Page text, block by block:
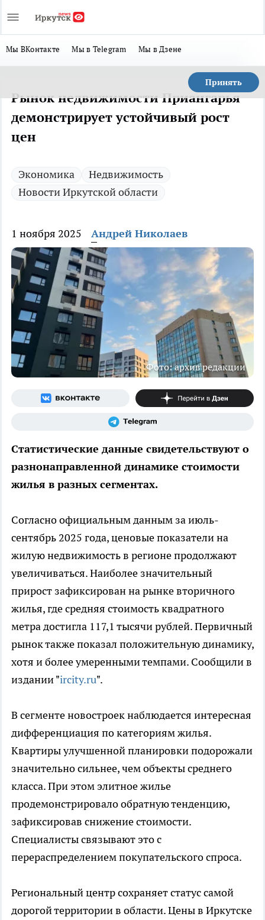
Мы ВКонтакте Мы в Telegram Мы в Дзене
Принять
Рынок недвижимости Приангарья
демонстрирует устойчивый рост
цен
Экономика
Недвижимость
Новости Иркутской области
1 ноября 2025 Андрей Николаев
Фото: архив редакции
Статистические данные свидетельствуют о
разнонаправленной динамике стоимости
жилья в разных сегментах.
Согласно официальным данным за июль-
сентябрь 2025 года, ценовые показатели на
жилую недвижимость в регионе продолжают
увеличиваться. Наиболее значительный
прирост зафиксирован на рынке вторичного
жилья, где средняя стоимость квадратного
метра достигла 117,1 тысячи рублей. Первичный
рынок также показал положительную динамику,
хотя и более умеренными темпами. Сообщили в
издании "ircity.ru".
В сегменте новостроек наблюдается интересная
дифференциация по категориям жилья.
Квартиры улучшенной планировки подорожали
значительно сильнее, чем объекты среднего
класса. При этом элитное жилье
продемонстрировало обратную тенденцию,
зафиксировав снижение стоимости.
Специалисты связывают это с
перераспределением покупательского спроса.
Региональный центр сохраняет статус самой
дорогой территории в области. Цены в Иркутске